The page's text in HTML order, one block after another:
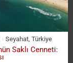
Seyahat, Türkiye
Saklı Cenneti: